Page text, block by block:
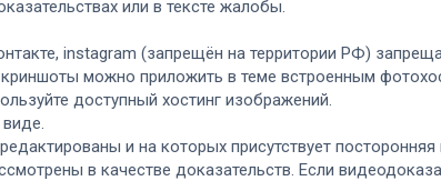
или в тексте жалобы.
instagram (запрещён на территории РФ)
можно приложить в теме встроенным
доступный хостинг изображений.
и на которых присутствует
в качестве доказательств. Если